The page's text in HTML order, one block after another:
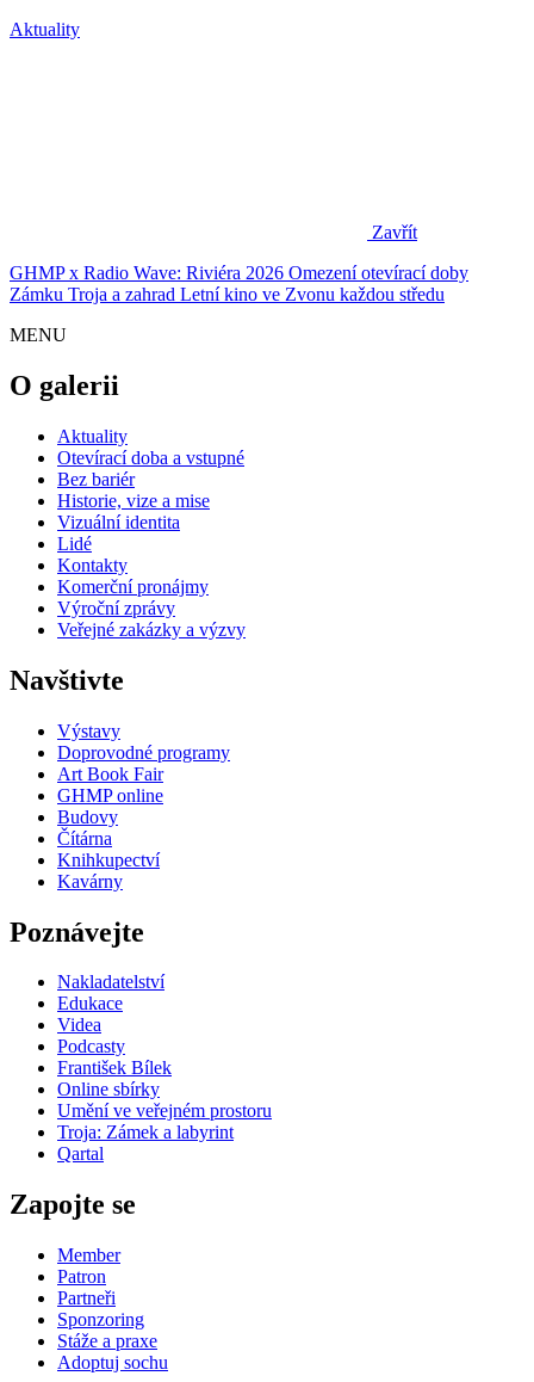
Aktuality
Zavřít
GHMP x Radio Wave: Riviéra 2026 Omezení otevírací doby
Zámku Troja a zahrad Letní kino ve Zvonu každou středu
MENU
O galerii
Aktuality
Otevírací doba a vstupné
Bez bariér
Historie, vize a mise
Vizuální identita
Lidé
Kontakty
Komerční pronájmy
Výroční zprávy
Veřejné zakázky a výzvy
Navštivte
Výstavy
Doprovodné programy
Art Book Fair
GHMP online
Budovy
Čítárna
Knihkupectví
Kavárny
Poznávejte
Nakladatelství
Edukace
Videa
Podcasty
František Bílek
Online sbírky
Umění ve veřejném prostoru
Troja: Zámek a labyrint
Qartal
Zapojte se
Member
Patron
Partneři
Sponzoring
Stáže a praxe
Adoptuj sochu